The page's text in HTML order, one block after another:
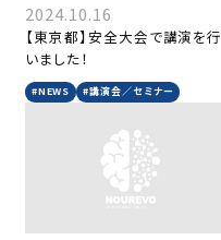
2024.10.16
【東京都】安全大会で講演を行
いました！
#NEWS #講演会／セミナー